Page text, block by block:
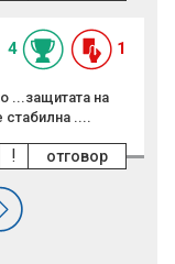
4 1
...защитата на
....
отговор
!